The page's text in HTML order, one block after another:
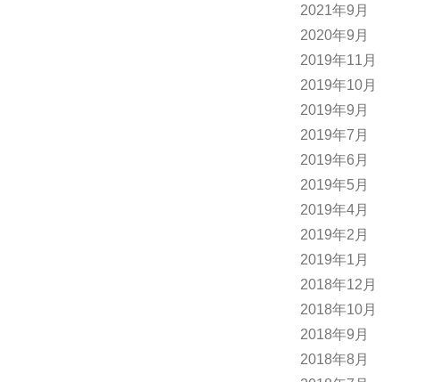
2021年9月
2020年9月
2019年11月
2019年10月
2019年9月
2019年7月
2019年6月
2019年5月
2019年4月
2019年2月
2019年1月
2018年12月
2018年10月
2018年9月
2018年8月